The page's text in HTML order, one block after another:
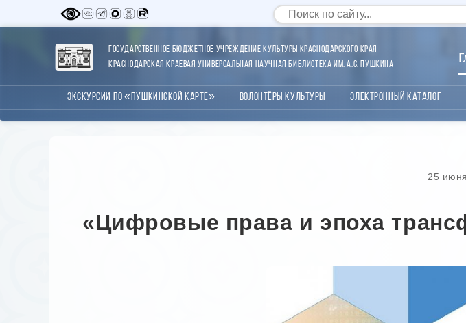
Государственное бюджетное учреждение культуры Краснодарского края
Краснодарская краевая универсальная научная библиотека им. А.С. Пушкина
Экскурсии по «Пушкинской карте» Волонтёры Культуры Электронный каталог
25
«Цифровые права и эпоха